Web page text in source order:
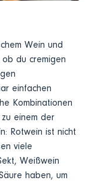
Wein und
du cremigen
einfachen
Kombinationen
einem der
Rotwein ist nicht
viele
Weißwein
haben, um